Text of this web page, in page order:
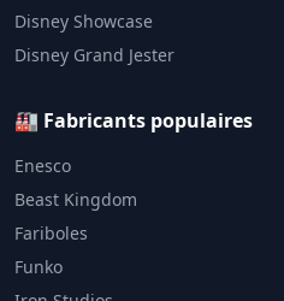
Disney Showcase
Disney Grand Jester
🏭 Fabricants populaires
Enesco
Beast Kingdom
Fariboles
Funko